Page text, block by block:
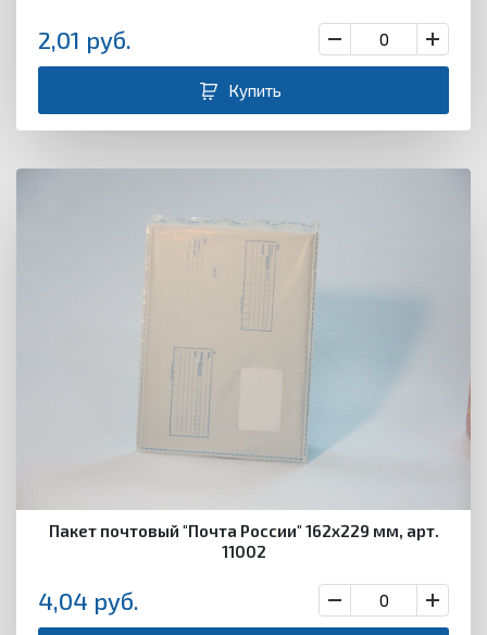
2,01 руб.
Купить
Пакет почтовый "Почта России" 162х229 мм, арт.
11002
4,04 руб.